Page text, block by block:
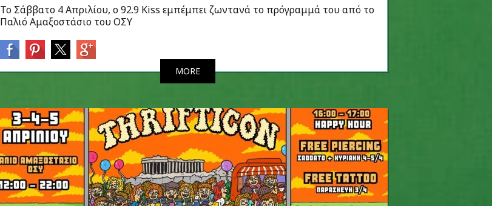
Το Σάββατο 4 Απριλίου, ο 92.9 Kiss εμπέμπει ζωντανά το πρόγραμμά του από το
Παλιό Αμαξοστάσιο του ΟΣΥ
MORE